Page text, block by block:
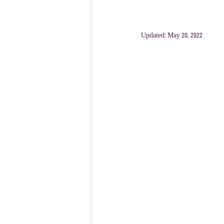
Updated: May 20, 2022